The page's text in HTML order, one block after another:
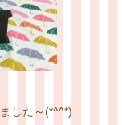
した～(*^^*)